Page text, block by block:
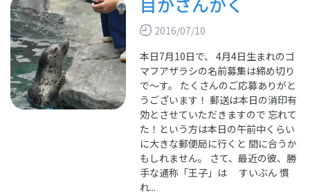
2016/07/10
本日7月10日で、 4月4日生まれのゴ
マフアザラシの名前募集は締め切り
で～す。 たくさんのご応募ありがと
うございます！ 郵送は本日の消印有
効とさせていただきますので 忘れて
た！という方は本日の午前中くらい
に大きな郵便局に行くと 間に合うか
もしれません。 さて、最近の彼、勝
手な通称「王子」は すいぶん 慣
れ...